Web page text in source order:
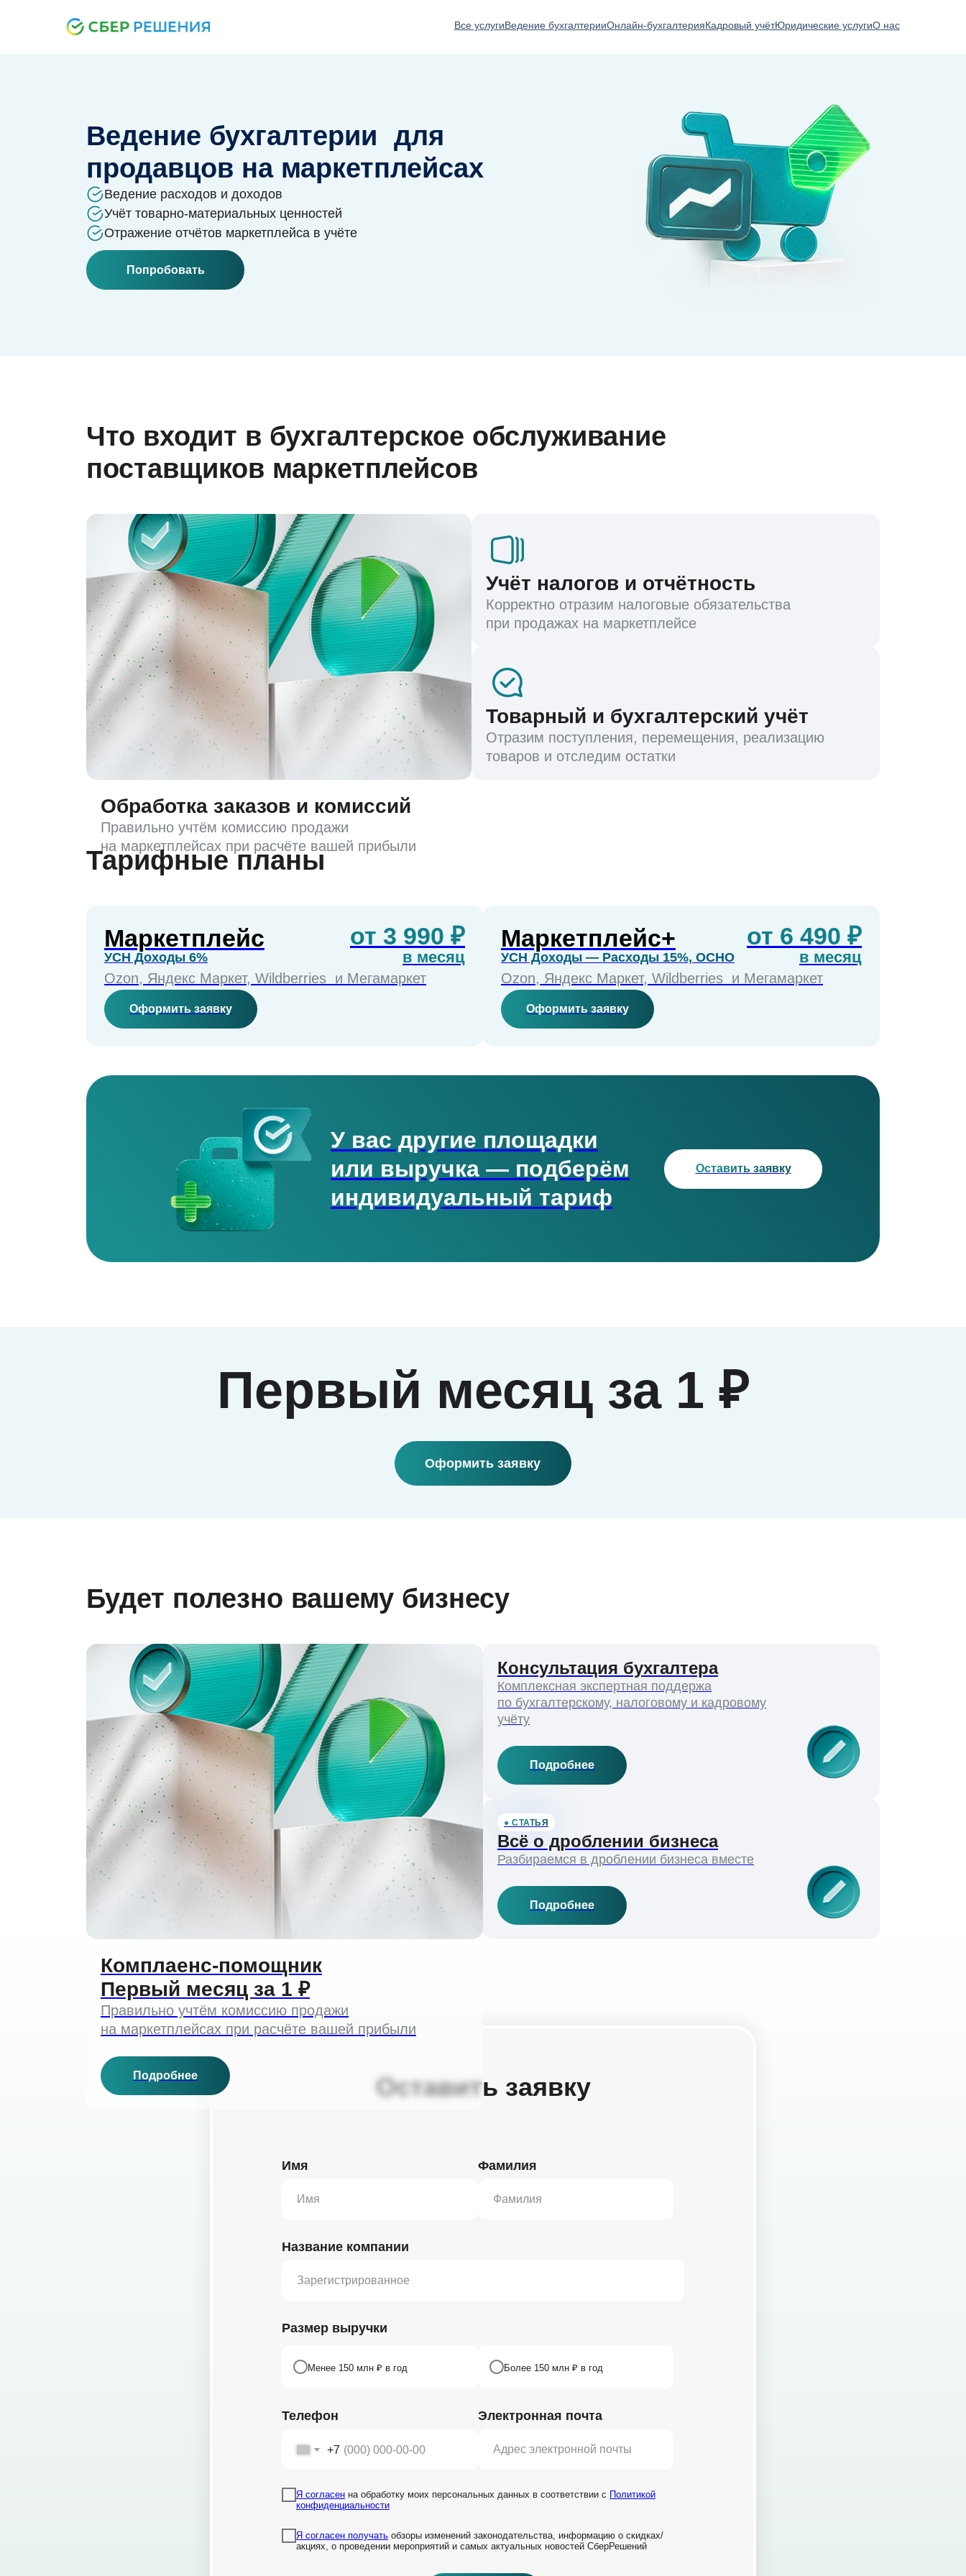
Все услугиВедение бухгалтерииОнлайн-бухгалтерияКадровый учётЮридические услугиО нас
Ведение бухгалтерии для
продавцов на маркетплейсах
Ведение расходов и доходов
Учёт товарно-материальных ценностей
Отражение отчётов маркетплейса в учёте
Попробовать
Что входит в бухгалтерское обслуживание
поставщиков маркетплейсов
Обработка заказов и комиссий
Правильно учтём комиссию продажи
на маркетплейсах при расчёте вашей прибыли
Учёт налогов и отчётность
Корректно отразим налоговые обязательства
при продажах на маркетплейсе
Товарный и бухгалтерский учёт
Отразим поступления, перемещения, реализацию
товаров и отследим остатки
Тарифные планы
Маркетплейс
УСН Доходы 6%
от 3 990 ₽
в месяц
Ozon, Яндекс Маркет, Wildberries и Мегамаркет
Оформить заявку
Маркетплейс+
УСН Доходы — Расходы 15%, ОСНО
от 6 490 ₽
в месяц
Ozon, Яндекс Маркет, Wildberries и Мегамаркет
Оформить заявку
У вас другие площадки
или выручка — подберём
индивидуальный тариф
Оставить заявку
Первый месяц за 1 ₽
Будет полезно вашему бизнесу
Комплаенс-помощник
Первый месяц за 1 ₽
Правильно учтём комиссию продажи
на маркетплейсах при расчёте вашей прибыли
Подробнее
Консультация бухгалтера
Комплексная экспертная поддержа
по бухгалтерскому, налоговому и кадровому
учёту
Подробнее
● СТАТЬЯ
Всё о дроблении бизнеса
Разбираемся в дроблении бизнеса вместе
Подробнее
Оставить заявку
Имя Фамилия
Название компании
Размер выручки
Менее 150 млн ₽ в год Более 150 млн ₽ в год
Телефон
+7
Электронная почта
Я согласен на обработку моих персональных данных в соответствии с Политикой
конфиденциальности
Я согласен получать обзоры изменений законодательства, информацию о скидках/
акциях, о проведении мероприятий и самых актуальных новостей СберРешений
Подпишитесь на рассылку и получайте полезные материалы